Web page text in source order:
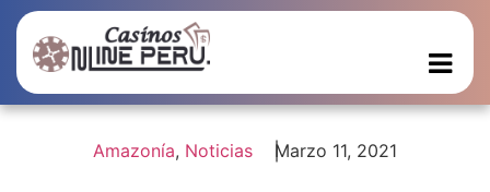
Amazonía, Noticias Marzo 11, 2021